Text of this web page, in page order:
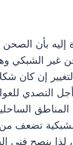
إليه بأن
غير الشبكي
إن كان
التصدي
تضعف من
لذا ينصح فني